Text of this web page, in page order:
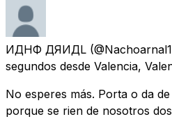
ИДҀНФ ДЯИДL
segundos desde Valencia,
No esperes más. Porta o da
porque se rien de nosotros